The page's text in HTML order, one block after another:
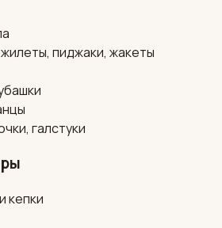
пиджаки, жакеты
галстуки
кепки